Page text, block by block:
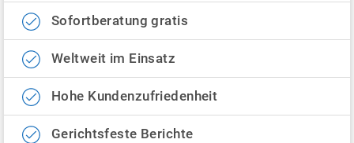
Sofortberatung gratis
Weltweit im Einsatz
Hohe Kundenzufriedenheit
Gerichtsfeste Berichte